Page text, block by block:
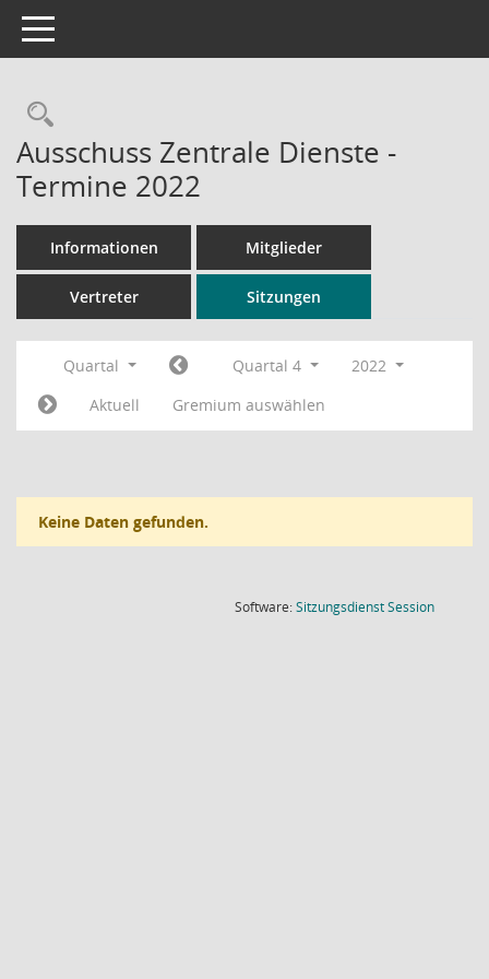
Toggle navigation
Rechercheauswahl
Ausschuss Zentrale Dienste -
Termine 2022
Informationen Mitglieder
Vertreter Sitzungen
Quartal Quartal 4
2022
Aktuell
Gremium auswählen
Keine Daten gefunden.
Software:SitzungsdienstSession(Wird in